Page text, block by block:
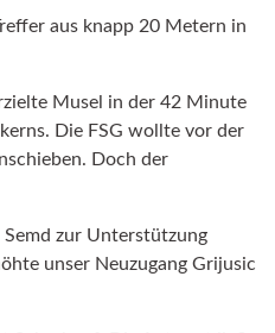
aus knapp 20 Metern in
Musel in der 42 Minute
Die FSG wollte vor der
Doch der
Semd zur Unterstützung
unser Neuzugang Grijusic